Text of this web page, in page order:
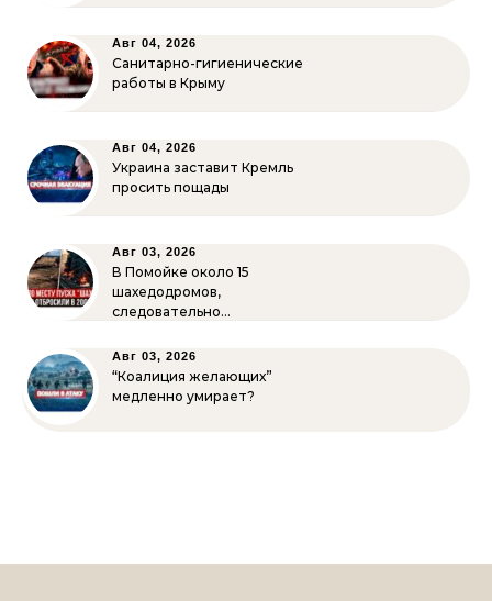
Авг 04, 2026
Санитарно-гигиенические
работы в Крыму
Авг 04, 2026
Украина заставит Кремль
просить пощады
Авг 03, 2026
В Помойке около 15
шахедодромов,
следовательно…
Авг 03, 2026
“Коалиция желающих”
медленно умирает?